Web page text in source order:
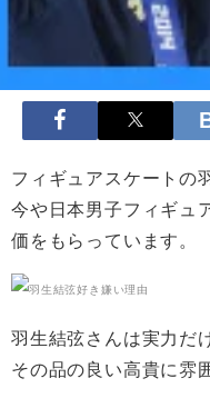
フィギュアスケートの
今や日本男子フィギュ
価をもらっています。
羽生結弦さんは実力だ
その品の良い高貴に雰